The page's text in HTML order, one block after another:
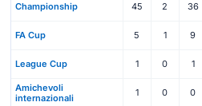
Championship 45 2 36
FA Cup 5 1 9
League Cup 1 0 1
Amichevoli
internazionali
1 0 0